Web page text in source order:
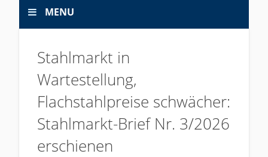
MENU
Stahlmarkt in
Wartestellung,
Flachstahlpreise schwächer:
Stahlmarkt-Brief Nr. 3/2026
erschienen